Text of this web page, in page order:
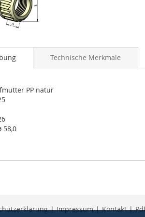
PP natur
58,0
Technische Merkmale
| Impressum | Kontakt |